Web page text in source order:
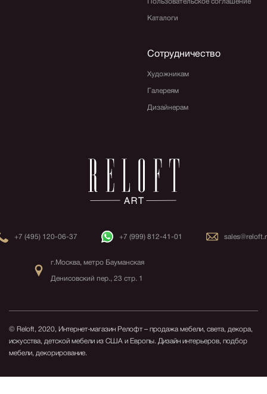
Каталоги
Сотрудничество
Художникам
Галереям
Дизайнерам
+7 (495) 120-06-37 +7 (999) 812-41-01
г.Москва, метро Бауманская
Денисовский пер., 23 стр. 1
© Reloft, 2020, Интернет-магазин Релофт – продажа мебели, света, декора,
искусства, детской мебели из США и Европы. Дизайн интерьеров, подбор
мебели, декорирование.